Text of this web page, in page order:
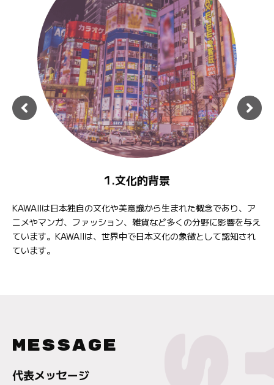
1.文化的背景
KAWAIIは日本独自の文化や美意識から生まれた概念であり、ア
ニメやマンガ、ファッション、雑貨など多くの分野に影響を与え
ています。KAWAIIは、世界中で日本文化の象徴として認知され
ています。
MESSAGE
代表メッセージ